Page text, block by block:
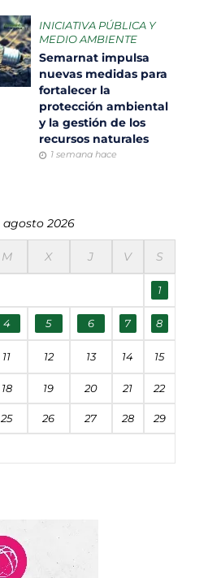
INICIATIVA PÚBLICA Y
MEDIO AMBIENTE
Semarnat impulsa
nuevas medidas para
fortalecer la
protección ambiental
y la gestión de los
recursos naturales
1 semana hace
agosto 2026
M X J V S
1
4 5 6 7 8
11 12 13 14 15
18 19 20 21 22
25 26 27 28 29